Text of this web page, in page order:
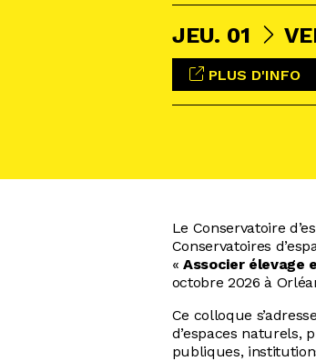
DU
JEU. 01 AU
PLUS D'INFO
Le Conservatoire
Conservatoires
« Associer élevage
octobre 2026 à
Ce colloque
d’espaces naturels,
publiques,